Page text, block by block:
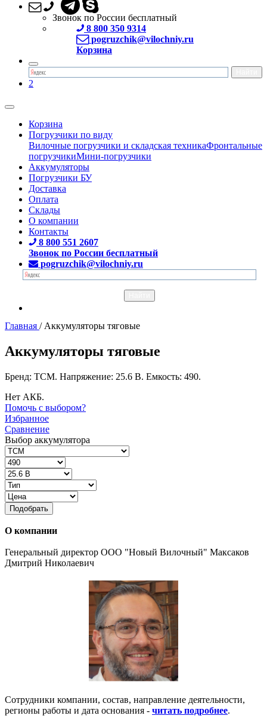
Звонок по России бесплатный
8 800 350 9314
pogruzchik@vilochniy.ru
Корзина
2
Корзина
Погрузчики по виду
Вилочные погрузчики и складская техникаФронтальные
погрузчикиМини-погрузчики
Аккумуляторы
Погрузчики БУ
Доставка
Оплата
Склады
О компании
Контакты
8 800 551 2607
Звонок по России бесплатный
pogruzchik@vilochniy.ru
Главная / Аккумуляторы тяговые
Аккумуляторы тяговые
Бренд: TCM. Напряжение: 25.6 В. Емкость: 490.
Нет АКБ.
Помочь с выбором?
Избранное
Сравнение
Выбор аккумулятора
Подобрать
О компании
Генеральный директор ООО "Новый Вилочный" Максаков
Дмитрий Николаевич
Сотрудники компании, состав, направление деятельности,
регионы работы и дата основания - читать подробнее.